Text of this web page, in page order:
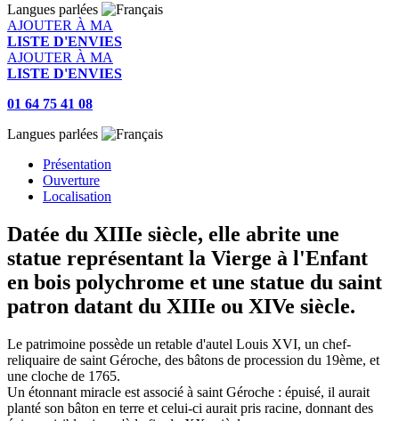
Langues parlées
AJOUTER À MA
LISTE D'ENVIES
AJOUTER À MA
LISTE D'ENVIES
01 64 75 41 08
Langues parlées
Présentation
Ouverture
Localisation
Datée du XIIIe siècle, elle abrite une
statue représentant la Vierge à l'Enfant
en bois polychrome et une statue du saint
patron datant du XIIIe ou XIVe siècle.
Le patrimoine possède un retable d'autel Louis XVI, un chef-
reliquaire de saint Géroche, des bâtons de procession du 19ème, et
une cloche de 1765.
Un étonnant miracle est associé à saint Géroche : épuisé, il aurait
planté son bâton en terre et celui-ci aurait pris racine, donnant des